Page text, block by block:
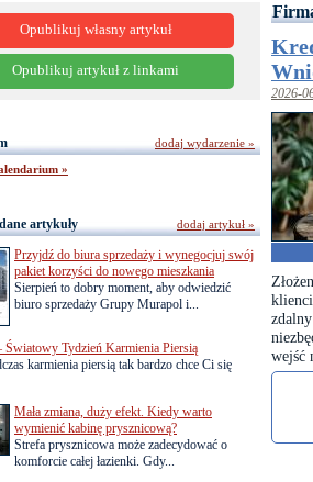
2026-
wejść
Opublikuj własny artykuł
Opublikuj artykuł z linkami
»
dodaj wydarzenie »
artykuły
Przyjdź do biura sprzedaży i wynegocjuj swój
pakiet korzyści do nowego mieszkania
Sierpień to dobry moment, aby odwiedzić
biuro sprzedaży Grupy Murapol i...
Światowy Tydzień Karmienia Piersią
karmienia piersią tak bardzo chce Ci się
Mała zmiana, duży efekt. Kiedy warto
wymienić kabinę prysznicową?
Strefa prysznicowa może zadecydować o
komforcie całej łazienki. Gdy...
dodaj artykuł »